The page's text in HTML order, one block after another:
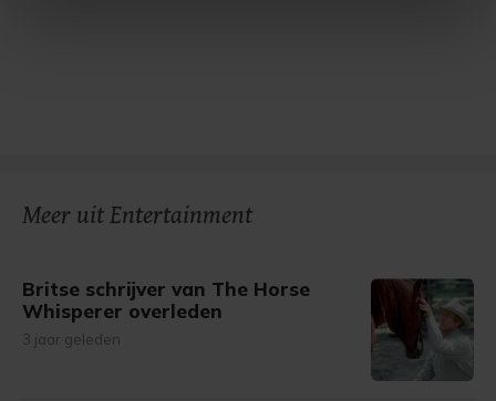
Meer uit Entertainment
Britse schrijver van The Horse
Whisperer overleden
3 jaar geleden